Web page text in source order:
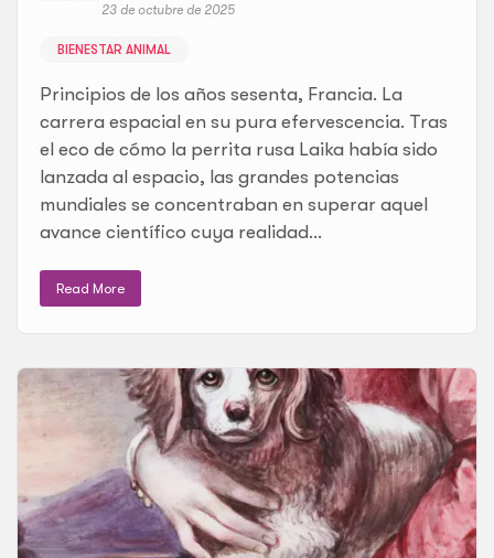
23 de octubre de 2025
BIENESTAR ANIMAL
Principios de los años sesenta, Francia. La
carrera espacial en su pura efervescencia. Tras
el eco de cómo la perrita rusa Laika había sido
lanzada al espacio, las grandes potencias
mundiales se concentraban en superar aquel
avance científico cuya realidad...
Read More